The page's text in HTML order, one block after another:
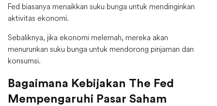
Fed biasanya menaikkan suku bunga untuk mendinginkan
aktivitas ekonomi.
Sebaliknya, jika ekonomi melemah, mereka akan
menurunkan suku bunga untuk mendorong pinjaman dan
konsumsi.
Bagaimana Kebijakan The Fed
Mempengaruhi Pasar Saham